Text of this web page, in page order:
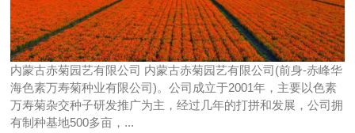
内蒙古赤菊园艺有限公司 内蒙古赤菊园艺有限公司(前身-赤峰华
海色素万寿菊种业有限公司)。公司成立于2001年，主要以色素
万寿菊杂交种子研发推广为主，经过几年的打拼和发展，公司拥
有制种基地500多亩，...